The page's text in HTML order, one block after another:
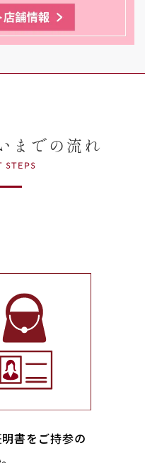
までの流れ
STEPS
書をご持参の